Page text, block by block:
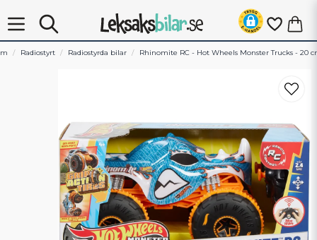
Radiostyrt Radiostyrda bilar Rhinomite RC - Hot Wheels Monster Trucks - 20